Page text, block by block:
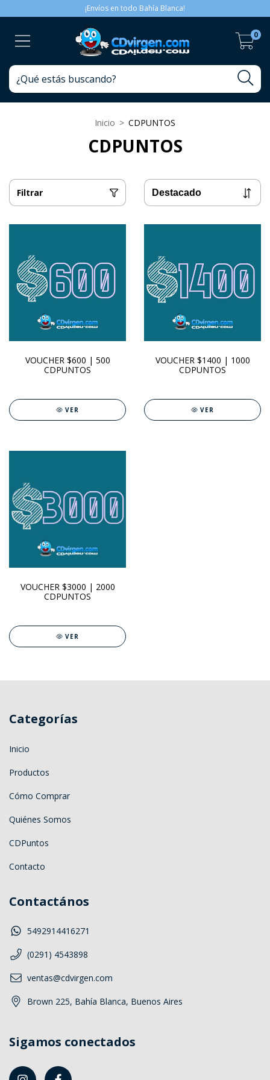
¡Envíos en todo Bahía Blanca!
0
Inicio > CDPUNTOS
CDPUNTOS
Filtrar
VOUCHER $600 | 500
CDPUNTOS
VER
VOUCHER $1400 | 1000
CDPUNTOS
VER
VOUCHER $3000 | 2000
CDPUNTOS
VER
Categorías
Inicio
Productos
Cómo Comprar
Quiénes Somos
CDPuntos
Contacto
Contactános
5492914416271
(0291) 4543898
ventas@cdvirgen.com
Brown 225, Bahía Blanca, Buenos Aires
Sigamos conectados